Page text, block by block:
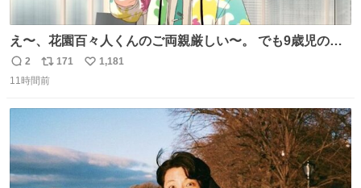
え〜、花園百々人くんのご両親厳しい〜。 でも9歳児の市
原仁奈にここまで「構ってほしい、構ってくれるの？」と
寂しさを極限まで煮詰めた台詞を何気ない日常会話で発言
返
信
2
リ
ポ
171
い
1,181
11時間前